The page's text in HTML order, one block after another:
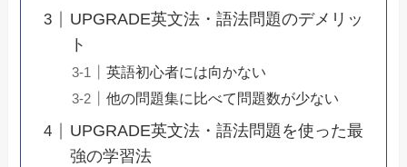
UPGRADE英文法・語法問題のデメリッ
ト
英語初心者には向かない
他の問題集に比べて問題数が少ない
UPGRADE英文法・語法問題を使った最
強の学習法